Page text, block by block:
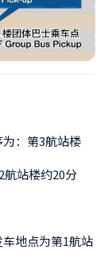
：第3航站楼
航站楼约20分
地点为第1航站